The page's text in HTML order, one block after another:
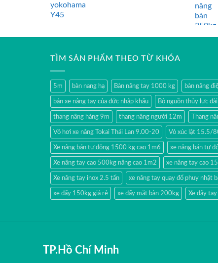
TÌM SẢN PHẨM THEO TỪ KHÓA
5m bàn nang hạ Bàn nâng tay 1000 kg bàn nâng
bán xe nâng tay của đức nhập khẩu Bộ nguồn thủy lực
thang nâng hàng 9m thang nâng người 12m Thang
Vỏ hơi xe nâng Tokai Thái Lan 9.00-20 Vỏ xúc lật 15.5/
Xe nâng bán tự động 1500 kg cao 1m6 xe nâng bán tự
Xe nâng tay cao 500kg nâng cao 1m2 xe nâng tay cao
Xe nâng tay inox 2.5 tấn xe nâng tay quay đổ phuy nhật
xe đẩy 150kg giá rẻ xe đẩy mặt bàn 200kg Xe đẩy
TP.Hồ Chí Minh